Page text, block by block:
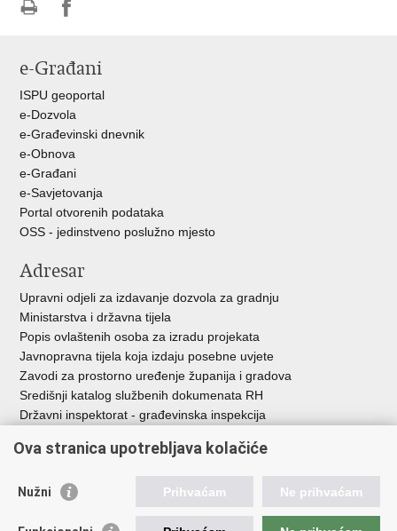
FacebookuTwitteru
e-Građani
ISPU geoportal
e-Dozvola
e-Građevinski dnevnik
e-Obnova
e-Građani
e-Savjetovanja
Portal otvorenih podataka
OSS - jedinstveno poslužno mjesto
Adresar
Upravni odjeli za izdavanje dozvola za gradnju
Ministarstva i državna tijela
Popis ovlaštenih osoba za izradu projekata
Javnopravna tijela koja izdaju posebne uvjete
Zavodi za prostorno uređenje županija i gradova
Središnji katalog službenih dokumenata RH
Državni inspektorat - građevinska inspekcija
Vlada Republike Hrvatske
Ova stranica upotrebljava kolačiće
Nužni Prihvaćam Ne prihvaćam